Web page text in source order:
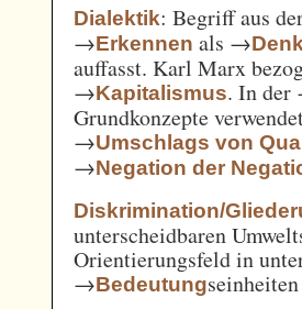
Dialektik: Begriff aus
→Erkennen als →
auffasst. Karl Marx
→Kapitalismus. In
Grundkonzepte
→Umschlags von
→Negation der
Diskrimination/
unterscheidbaren
Orientierungsfeld in
→Bedeutung